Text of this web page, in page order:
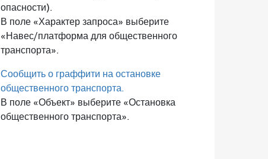
опасности).
В поле «Характер запроса» выберите
«Навес/платформа для общественного
транспорта».
Сообщить о граффити на остановке
общественного транспорта.
В поле «Объект» выберите «Остановка
общественного транспорта».